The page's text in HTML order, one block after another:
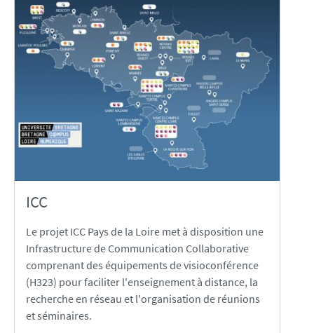
ICC
Le projet ICC Pays de la Loire met à disposition une
Infrastructure de Communication Collaborative
comprenant des équipements de visioconférence
(H323) pour faciliter l'enseignement à distance, la
recherche en réseau et l'organisation de réunions
et séminaires.